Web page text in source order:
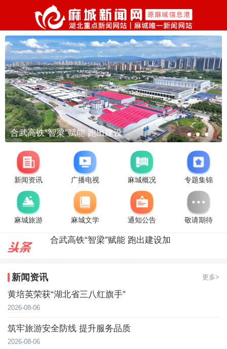
合武高铁“智梁”赋能 跑出建设
新闻资讯 广播电视 麻城概况 专题集锦
麻城旅游 麻城文学 通知公告 敬请期待
麻城城区开放6处清凉驿站 打造
合武高铁“智梁”赋能 跑出建设加
新闻资讯 更多>
黄培英荣获“湖北省三八红旗手”
2026-08-06
筑牢旅游安全防线 提升服务品质
2026-08-06